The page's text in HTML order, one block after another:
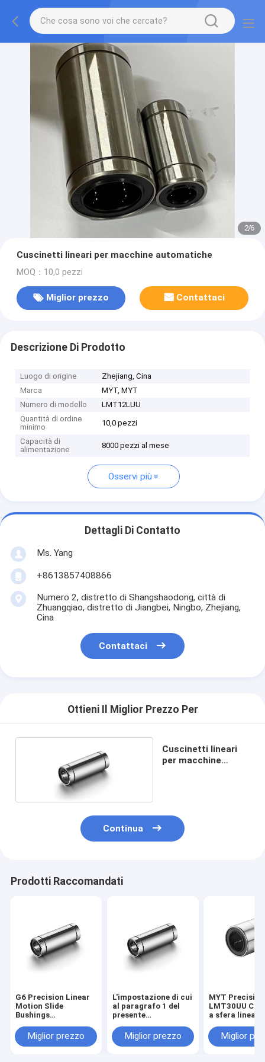
2/6
Cuscinetti lineari per macchine automatiche
MOQ：10,0 pezzi
Miglior prezzo Contattaci
Descrizione Di Prodotto
Luogo di origine
Zhejiang, Cina
Marca
MYT, MYT
Numero di modello
LMT12LUU
Quantità di ordine
minimo
10,0 pezzi
Capacità di
alimentazione
8000 pezzi al mese
Osservi più
Dettagli Di Contatto
Ms. Yang
+8613857408866
Numero 2, distretto di Shangshaodong, città di
Zhuangqiao, distretto di Jiangbei, Ningbo, Zhejiang,
Cina
Contattaci
Ottieni Il Miglior Prezzo Per
Cuscinetti lineari
per macchine
Continua
Prodotti Raccomandati
G6 Precision Linear
Motion Slide
Bushings
risparmio di spazio
Miglior prezzo
L'impostazione di cui
al paragrafo 1 del
presente
applicabile a tutte le
macchine per il
Miglior prezzo
MYT Precision
LMT30UU
a sfera lineari
corrosione
Miglior